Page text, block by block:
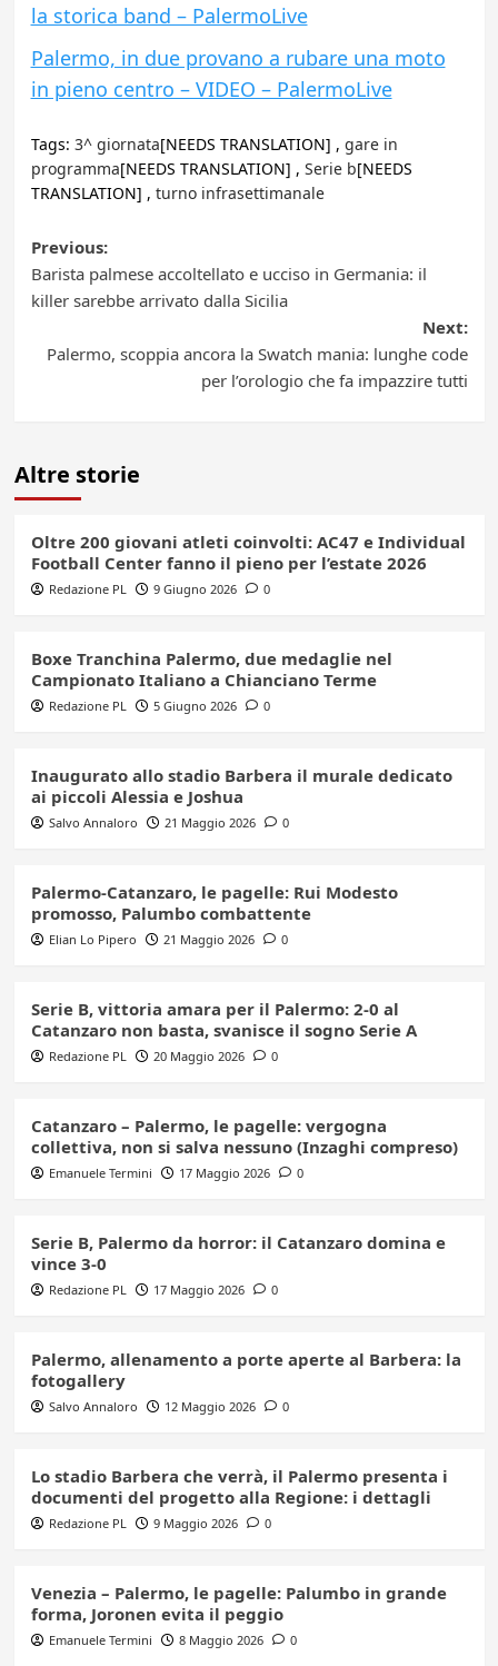
la storica band – PalermoLive
Palermo, in due provano a rubare una moto
in pieno centro – VIDEO – PalermoLive
Tags: 3^ giornata[NEEDS TRANSLATION] , gare in
programma[NEEDS TRANSLATION] , Serie b[NEEDS
TRANSLATION] , turno infrasettimanale
Post
navigation
Previous:
Barista palmese accoltellato e ucciso in Germania: il
killer sarebbe arrivato dalla Sicilia
Next:
Palermo, scoppia ancora la Swatch mania: lunghe code
per l’orologio che fa impazzire tutti
Altre storie
Oltre 200 giovani atleti coinvolti: AC47 e Individual
Football Center fanno il pieno per l’estate 2026
Redazione PL 9 Giugno 2026 0
Boxe Tranchina Palermo, due medaglie nel
Campionato Italiano a Chianciano Terme
Redazione PL 5 Giugno 2026 0
Inaugurato allo stadio Barbera il murale dedicato
ai piccoli Alessia e Joshua
Salvo Annaloro 21 Maggio 2026 0
Palermo-Catanzaro, le pagelle: Rui Modesto
promosso, Palumbo combattente
Elian Lo Pipero 21 Maggio 2026 0
Serie B, vittoria amara per il Palermo: 2-0 al
Catanzaro non basta, svanisce il sogno Serie A
Redazione PL 20 Maggio 2026 0
Catanzaro – Palermo, le pagelle: vergogna
collettiva, non si salva nessuno (Inzaghi compreso)
Emanuele Termini 17 Maggio 2026 0
Serie B, Palermo da horror: il Catanzaro domina e
vince 3-0
Redazione PL 17 Maggio 2026 0
Palermo, allenamento a porte aperte al Barbera: la
fotogallery
Salvo Annaloro 12 Maggio 2026 0
Lo stadio Barbera che verrà, il Palermo presenta i
documenti del progetto alla Regione: i dettagli
Redazione PL 9 Maggio 2026 0
Venezia – Palermo, le pagelle: Palumbo in grande
forma, Joronen evita il peggio
Emanuele Termini 8 Maggio 2026 0